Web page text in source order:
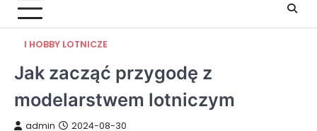
I HOBBY LOTNICZE
Jak zacząć przygodę z
modelarstwem lotniczym
admin 2024-08-30